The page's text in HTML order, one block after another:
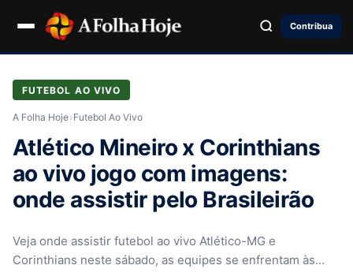
Contribua
FUTEBOL AO VIVO
A Folha Hoje› Futebol Ao Vivo
Atlético Mineiro x Corinthians
ao vivo jogo com imagens:
onde assistir pelo Brasileirão
Veja onde assistir futebol ao vivo Atlético-MG e
Corinthians neste sábado, as equipes se enfrentam às